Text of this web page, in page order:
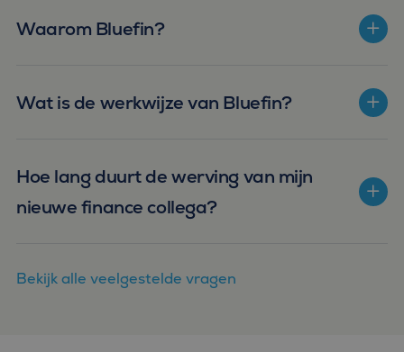
Waarom Bluefin?
Wat is de werkwijze van Bluefin?
Hoe lang duurt de werving van mijn
nieuwe finance collega?
Bekijk alle veelgestelde vragen